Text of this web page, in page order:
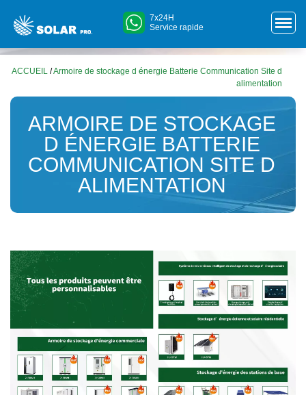
7x24H
Service rapide
ACCUEIL /Armoire de stockage d énergie Batterie Communication Site d
alimentation
ARMOIRE DE STOCKAGE
D ÉNERGIE BATTERIE
COMMUNICATION SITE D
ALIMENTATION